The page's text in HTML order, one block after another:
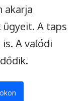
akarja
ügyeit. A taps
A valódi